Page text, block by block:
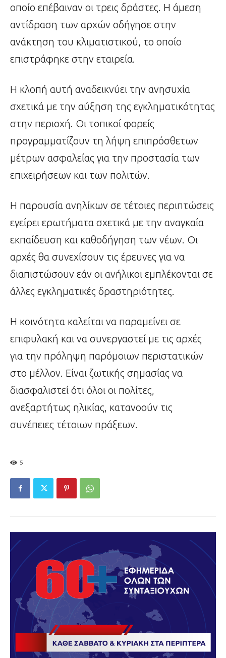
οποίο επέβαιναν οι τρεις δράστες. Η άμεση
αντίδραση των αρχών οδήγησε στην
ανάκτηση του κλιματιστικού, το οποίο
επιστράφηκε στην εταιρεία.
Η κλοπή αυτή αναδεικνύει την ανησυχία
σχετικά με την αύξηση της εγκληματικότητας
στην περιοχή. Οι τοπικοί φορείς
προγραμματίζουν τη λήψη επιπρόσθετων
μέτρων ασφαλείας για την προστασία των
επιχειρήσεων και των πολιτών.
Η παρουσία ανηλίκων σε τέτοιες περιπτώσεις
εγείρει ερωτήματα σχετικά με την αναγκαία
εκπαίδευση και καθοδήγηση των νέων. Οι
αρχές θα συνεχίσουν τις έρευνες για να
διαπιστώσουν εάν οι ανήλικοι εμπλέκονται σε
άλλες εγκληματικές δραστηριότητες.
Η κοινότητα καλείται να παραμείνει σε
επιφυλακή και να συνεργαστεί με τις αρχές
για την πρόληψη παρόμοιων περιστατικών
στο μέλλον. Είναι ζωτικής σημασίας να
διασφαλιστεί ότι όλοι οι πολίτες,
ανεξαρτήτως ηλικίας, κατανοούν τις
συνέπειες τέτοιων πράξεων.
5